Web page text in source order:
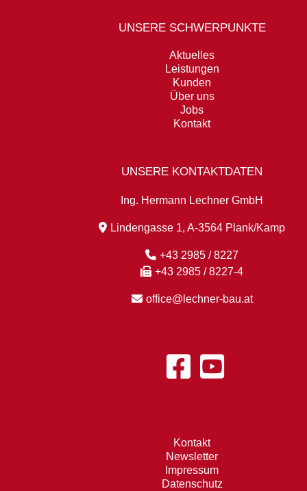
UNSERE SCHWERPUNKTE
Aktuelles
Leistungen
Kunden
Über uns
Jobs
Kontakt
UNSERE KONTAKTDATEN
Ing. Hermann Lechner GmbH
Lindengasse 1, A-3564 Plank/Kamp
+43 2985 / 8227
+43 2985 / 8227-4
office@lechner-bau.at
Kontakt
Newsletter
Impressum
Datenschutz